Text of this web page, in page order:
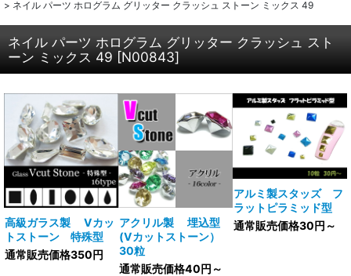
> ネイル パーツ ホログラム グリッター クラッシュ ストーン ミックス 49
ネイル パーツ ホログラム グリッター クラッシュ スト
ーン ミックス 49 [N00843]
高級ガラス製 Vカッ
トストーン 特殊型
通常販売価格350円
アクリル製 埋込型
(Vカットストーン）
30粒
通常販売価格40円～
アルミ製スタッズ フ
ラットピラミッド型
通常販売価格30円～